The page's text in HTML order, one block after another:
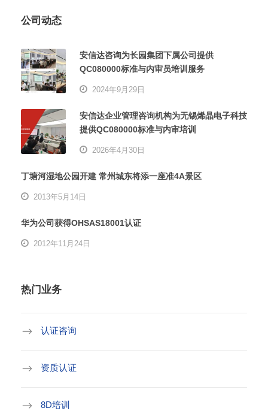
公司动态
安信达咨询为长园集团下属公司提供
QC080000标准与内审员培训服务
2024年9月29日
安信达企业管理咨询机构为无锡烯晶电子科技
提供QC080000标准与内审培训
2026年4月30日
丁塘河湿地公园开建 常州城东将添一座准4A景区
2013年5月14日
华为公司获得OHSAS18001认证
2012年11月24日
热门业务
认证咨询
资质认证
8D培训